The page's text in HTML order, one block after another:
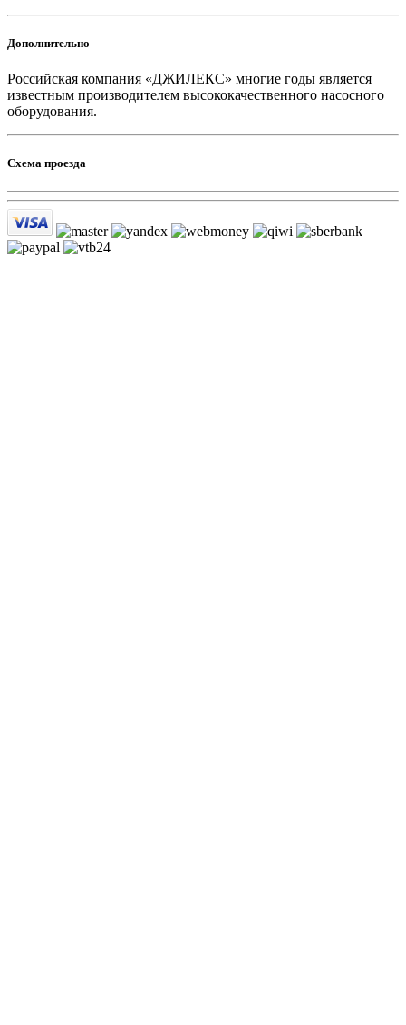
Дополнительно
Российская компания «ДЖИЛЕКС» многие годы является
известным производителем высококачественного насосного
оборудования.
Схема проезда